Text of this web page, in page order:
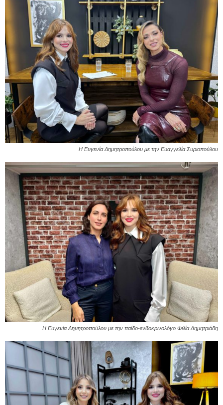
Η Ευγενία Δημητροπούλου με την Ευαγγελία Συριοπούλου
Η Ευγενία Δημητροπούλου με την παίδο-ενδοκρινολόγο Φιλία Δημητριάδη